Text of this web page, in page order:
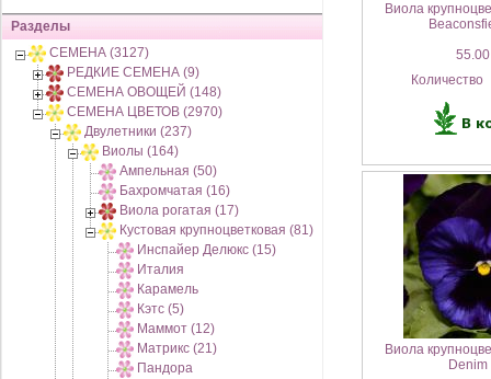
Разделы
СЕМЕНА (3127)
РЕДКИЕ СЕМЕНА (9)
СЕМЕНА ОВОЩЕЙ (148)
СЕМЕНА ЦВЕТОВ (2970)
Двулетники (237)
Виолы (164)
Ампельная (50)
Бахромчатая (16)
Виола рогатая (17)
Кустовая крупноцветковая (81)
Инспайер Делюкс (15)
Италия
Карамель
Кэтс (5)
Маммот (12)
Матрикс (21)
Пандора
Виола
Количество
Виола